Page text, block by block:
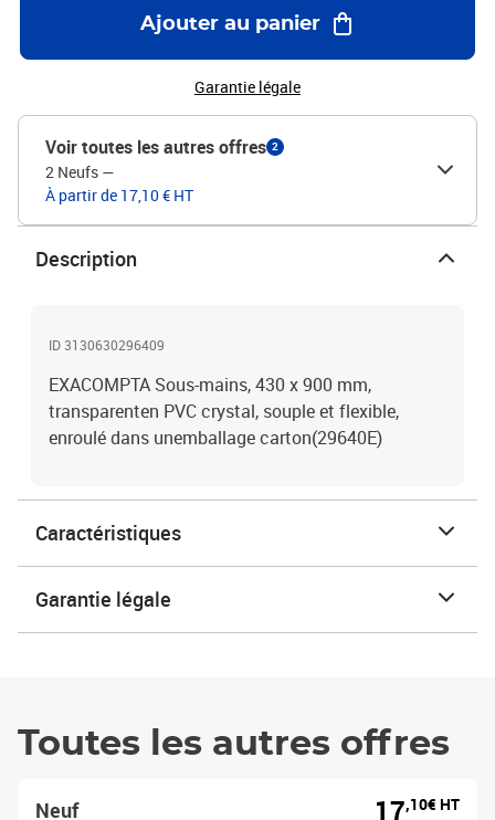
Ajouter au panier
Garantie légale
Voir toutes les autres offres 2
2 Neufs —
À partir de 17,10 € HT
Description
ID 3130630296409
EXACOMPTA Sous-mains, 430 x 900 mm,
transparenten PVC crystal, souple et flexible,
enroulé dans unemballage carton(29640E)
Caractéristiques
Garantie légale
Toutes les autres offres
Neuf 17,10€ HT